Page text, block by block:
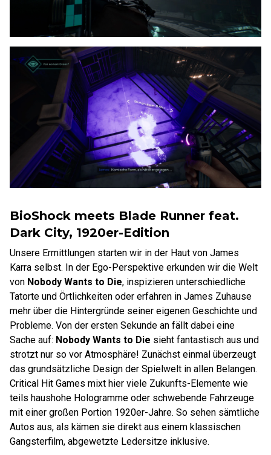
BioShock meets Blade Runner feat.
Dark City, 1920er-Edition
Unsere Ermittlungen starten wir in der Haut von James
Karra selbst. In der Ego-Perspektive erkunden wir die Welt
von Nobody Wants to Die, inspizieren unterschiedliche
Tatorte und Örtlichkeiten oder erfahren in James Zuhause
mehr über die Hintergründe seiner eigenen Geschichte und
Probleme. Von der ersten Sekunde an fällt dabei eine
Sache auf: Nobody Wants to Die sieht fantastisch aus und
strotzt nur so vor Atmosphäre! Zunächst einmal überzeugt
das grundsätzliche Design der Spielwelt in allen Belangen.
Critical Hit Games mixt hier viele Zukunfts-Elemente wie
teils haushohe Hologramme oder schwebende Fahrzeuge
mit einer großen Portion 1920er-Jahre. So sehen sämtliche
Autos aus, als kämen sie direkt aus einem klassischen
Gangsterfilm, abgewetzte Ledersitze inklusive.